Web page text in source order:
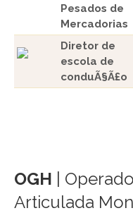
Pesados de
Mercadorias
Diretor de
escola de
conduÃ§Ã£o
OGH |
Articulada